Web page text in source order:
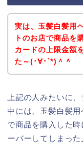
実は、玉髪白髪用
トのお店で商品を
カードの上限金額
た～(･∀･`*)＾＾
上記の人みたいに
中には、玉髪白髪
で商品を購入した
ーバーしてしまった